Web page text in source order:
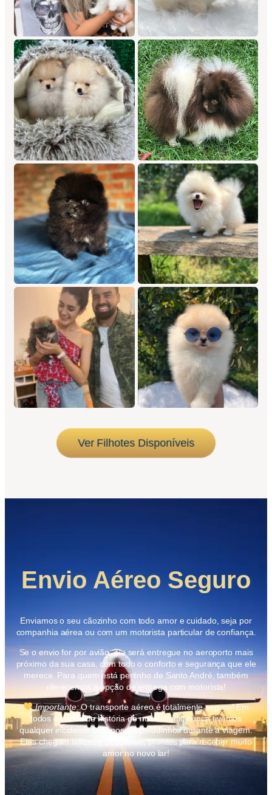
Ver Filhotes Disponíveis
Envio Aéreo Seguro
Enviamos o seu cãozinho com todo amor e cuidado, seja por
companhia aérea ou com um motorista particular de confiança.
Se o envio for por avião, ele será entregue no aeroporto mais
próximo da sua casa, com todo o conforto e segurança que ele
merece. Para quem está pertinho de Santo André, também
oferecemos a opção de entrega com motorista!
Importante:O transporte aéreo é totalmente seguro! Em
todos os anos de história do nosso canil, nunca tivemos
qualquer incidente com nossos peludinhos durante a viagem.
Eles chegam felizes e saudáveis, prontos para receber muito
amor no novo lar!